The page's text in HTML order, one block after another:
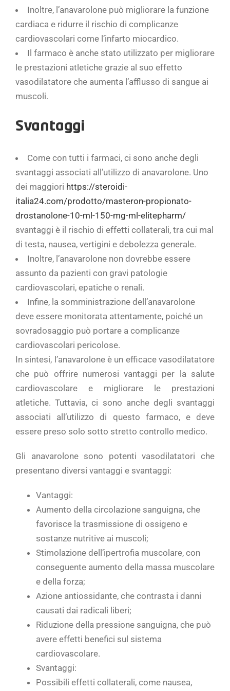
Inoltre, l’anavarolone può migliorare la funzione
cardiaca e ridurre il rischio di complicanze
cardiovascolari come l’infarto miocardico.
Il farmaco è anche stato utilizzato per migliorare
le prestazioni atletiche grazie al suo effetto
vasodilatatore che aumenta l’afflusso di sangue ai
muscoli.
Svantaggi
Come con tutti i farmaci, ci sono anche degli
svantaggi associati all’utilizzo di anavarolone. Uno
dei maggiori https://steroidi-
italia24.com/prodotto/masteron-propionato-
drostanolone-10-ml-150-mg-ml-elitepharm/
svantaggi è il rischio di effetti collaterali, tra cui mal
di testa, nausea, vertigini e debolezza generale.
Inoltre, l’anavarolone non dovrebbe essere
assunto da pazienti con gravi patologie
cardiovascolari, epatiche o renali.
Infine, la somministrazione dell’anavarolone
deve essere monitorata attentamente, poiché un
sovradosaggio può portare a complicanze
cardiovascolari pericolose.
In sintesi, l’anavarolone è un efficace vasodilatatore
che può offrire numerosi vantaggi per la salute
cardiovascolare e migliorare le prestazioni
atletiche. Tuttavia, ci sono anche degli svantaggi
associati all’utilizzo di questo farmaco, e deve
essere preso solo sotto stretto controllo medico.
Gli anavarolone sono potenti vasodilatatori che
presentano diversi vantaggi e svantaggi:
Vantaggi:
Aumento della circolazione sanguigna, che
favorisce la trasmissione di ossigeno e
sostanze nutritive ai muscoli;
Stimolazione dell’ipertrofia muscolare, con
conseguente aumento della massa muscolare
e della forza;
Azione antiossidante, che contrasta i danni
causati dai radicali liberi;
Riduzione della pressione sanguigna, che può
avere effetti benefici sul sistema
cardiovascolare.
Svantaggi:
Possibili effetti collaterali, come nausea,